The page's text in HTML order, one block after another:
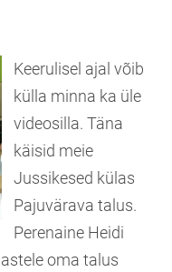
Keerulisel ajal võib
külla minna ka üle
videosilla. Täna
käisid meie
Jussikesed külas
Pajuvärava talus.
Perenaine Heidi
oma talus